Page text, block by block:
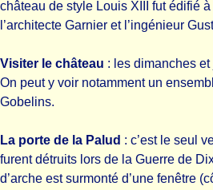
château de style Louis XIII fut édifié
l’architecte Garnier et l’ingénieur
Visiter le château : les dimanches
On peut y voir notamment un
Gobelins.
La porte de la Palud : c’est le seul
furent détruits lors de la Guerre de
d’arche est surmonté d’une fenêtre